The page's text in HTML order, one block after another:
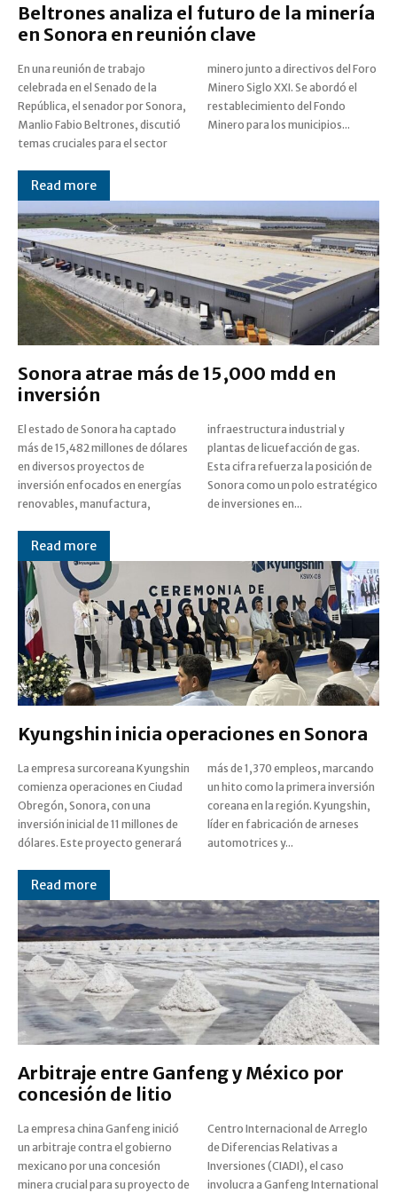
Beltrones analiza el futuro de la minería
en Sonora en reunión clave
En una reunión de trabajo
celebrada en el Senado de la
República, el senador por Sonora,
Manlio Fabio Beltrones, discutió
temas cruciales para el sector
minero junto a directivos del Foro
Minero Siglo XXI. Se abordó el
restablecimiento del Fondo
Minero para los municipios...
Read more
Sonora atrae más de 15,000 mdd en
inversión
El estado de Sonora ha captado
más de 15,482 millones de dólares
en diversos proyectos de
inversión enfocados en energías
renovables, manufactura,
infraestructura industrial y
plantas de licuefacción de gas.
Esta cifra refuerza la posición de
Sonora como un polo estratégico
de inversiones en...
Read more
Kyungshin inicia operaciones en Sonora
La empresa surcoreana Kyungshin
comienza operaciones en Ciudad
Obregón, Sonora, con una
inversión inicial de 11 millones de
dólares. Este proyecto generará
más de 1,370 empleos, marcando
un hito como la primera inversión
coreana en la región. Kyungshin,
líder en fabricación de arneses
automotrices y...
Read more
Arbitraje entre Ganfeng y México por
concesión de litio
La empresa china Ganfeng inició
un arbitraje contra el gobierno
mexicano por una concesión
minera crucial para su proyecto de
Centro Internacional de Arreglo
de Diferencias Relativas a
Inversiones (CIADI), el caso
involucra a Ganfeng International